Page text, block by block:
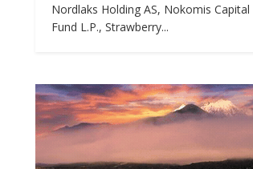
Nordlaks Holding AS, Nokomis
Fund L.P., Strawberry...